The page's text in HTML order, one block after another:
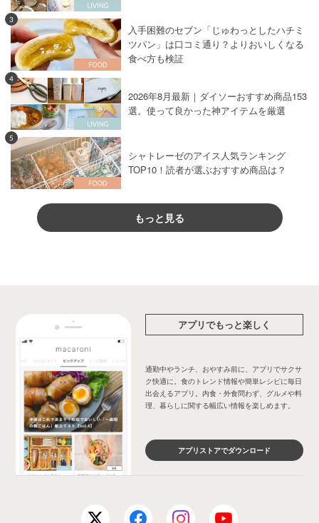
3
入手困難のセブン「じゅわっとしたハチミ
ツパン」は口コミ通り？よりおいしくなる
食べ方も検証
4
2026年8月最新｜ダイソーおすすめ商品153
選。使って良かった神アイテムを厳選
5
シャトレーゼのアイス人気ランキング
TOP10！読者が選ぶおすすめ商品は？
もっと見る
アプリでもっと楽しく
通勤中やランチ、おやすみ前に、アプリでサクサ
ク快適に。食のトレンド情報や簡単レシピに毎日
出会えるアプリ。内食・外食問わず、グルメや料
理、暮らしに関する幅広い情報を楽しめます。
アプリストアでダウンロード